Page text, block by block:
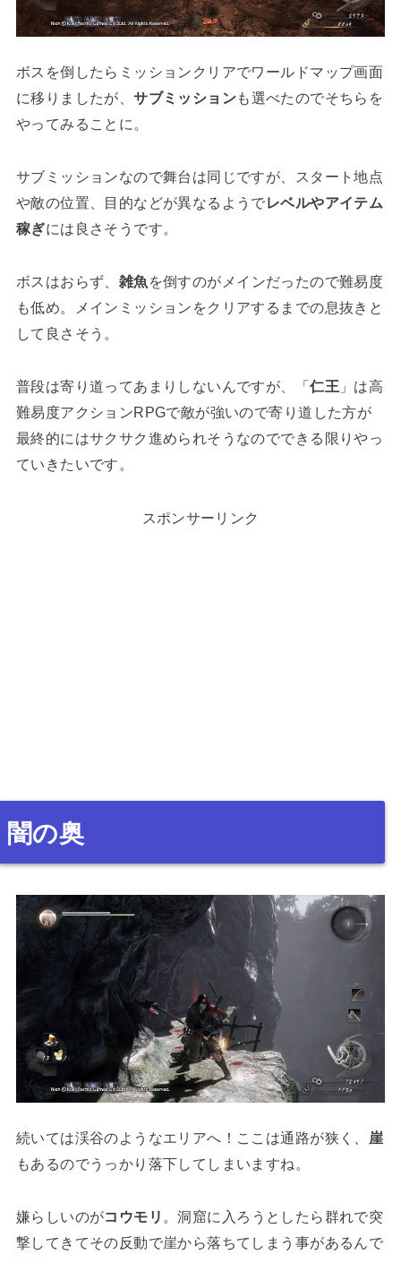
ボスを倒したらミッションクリアでワールドマップ画面
に移りましたが、サブミッションも選べたのでそちらを
やってみることに。
サブミッションなので舞台は同じですが、スタート地点
や敵の位置、目的などが異なるようでレベルやアイテム
稼ぎには良さそうです。
ボスはおらず、 雑魚 を倒すのがメインだったので難易度
も低め。メインミッションをクリアするまでの息抜きと
して良さそう。
普段は寄り道ってあまりしないんですが、「仁王」は高
難易度アクションRPGで敵が強いので寄り道した方が
最終的にはサクサク進められそうなのでできる限りやっ
ていきたいです。
スポンサーリンク
闇の奥
続いては渓谷のようなエリアへ！ここは通路が狭く、
崖
もあるのでうっかり落下してしまいますね。
嫌らしいのがコウモリ 。洞窟に入ろうとしたら群れで突
撃してきてその反動で崖から落ちてしまう事があるんで